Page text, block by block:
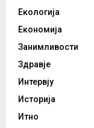
Екологија
Економија
Занимливости
Здравје
Интервју
Историја
Итно